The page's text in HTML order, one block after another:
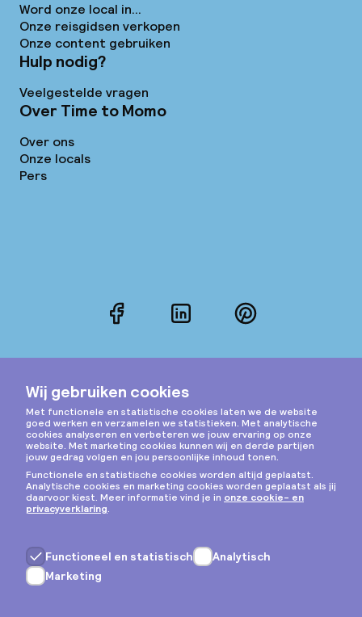
Word onze local in...
Onze reisgidsen verkopen
Onze content gebruiken
Hulp nodig?
Veelgestelde vragen
Over Time to Momo
Over ons
Onze locals
Pers
FacebookLinkedInPinterest
Instagram
Privacy & cookies
Algemene voorwaarden